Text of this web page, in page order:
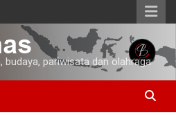
pariwisata dan olahraga